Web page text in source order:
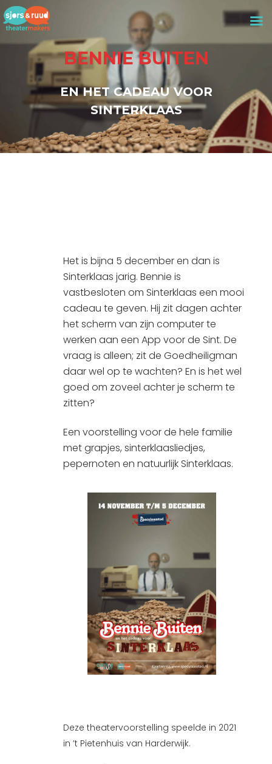
BENNIE BUITEN
EN HET CADEAU VOOR
SINTERKLAAS
Het is bijna 5 december en dan is
Sinterklaas jarig. Bennie is
vastbesloten om Sinterklaas een mooi
cadeau te geven. Hij zit dagen achter
het scherm van zijn computer te
werken aan een App voor de Sint. De
vraag is alleen; zit de Goedheiligman
daar wel op te wachten? En is het wel
goed om zoveel achter je scherm te
zitten?
Een voorstelling voor de hele familie
met grapjes, sinterklaasliedjes,
pepernoten en natuurlijk Sinterklaas.
Deze theatervoorstelling speelde in 2021
in ’t Pietenhuis van Harderwijk.